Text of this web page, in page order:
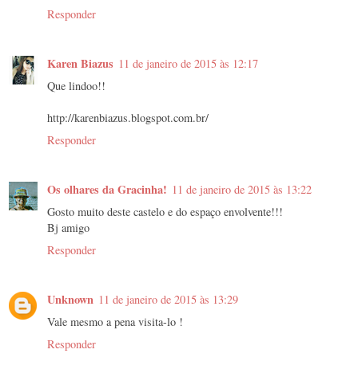
Responder
Karen Biazus 11 de janeiro de 2015 às 12:17
Que lindoo!!
http://karenbiazus.blogspot.com.br/
Responder
Os olhares da Gracinha! 11 de janeiro de 2015 às 13:22
Gosto muito deste castelo e do espaço envolvente!!!
Bj amigo
Responder
Unknown 11 de janeiro de 2015 às 13:29
Vale mesmo a pena visita-lo !
Responder